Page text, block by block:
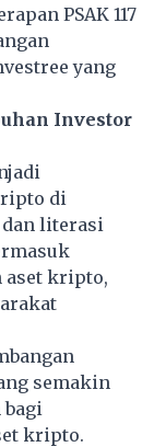
PSAK 117
yang
Investor
di
dan literasi
aset kripto,
semakin
kripto.